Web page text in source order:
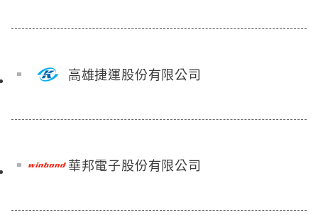
高雄捷運股份有限公司
華邦電子股份有限公司